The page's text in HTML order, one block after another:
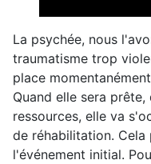
La psychée, nous
traumatisme trop
place
Quand elle sera
ressources, elle va
de réhabilitation.
l'événement initial.